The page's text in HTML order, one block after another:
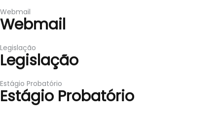
Webmail
Webmail
Legislação
Legislação
Estágio Probatório
Estágio Probatório